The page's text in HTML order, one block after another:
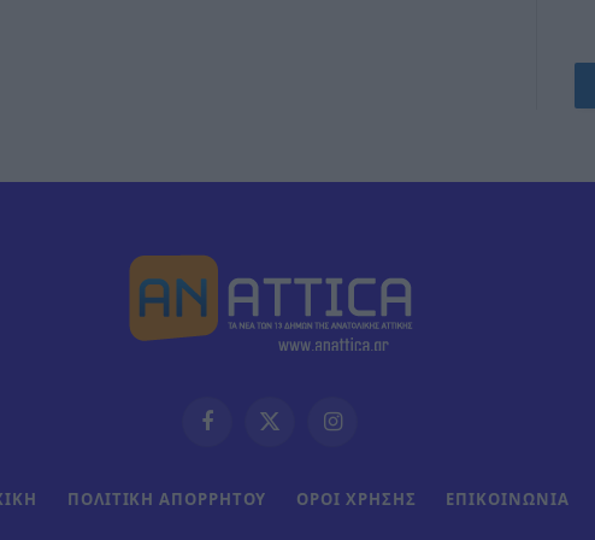
FacebookX
Instagram
ΠΟΛΙΤΙΚΗ ΑΠΟΡΡΗΤΟΥ ΟΡΟΙ ΧΡΗΣΗΣ ΕΠΙΚΟΙΝΩΝΊΑ